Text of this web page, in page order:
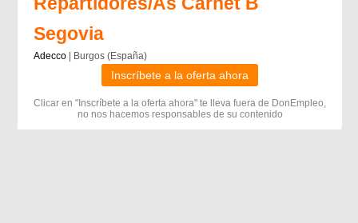
Segovia
Adecco | Burgos (España)
Inscríbete a la oferta ahora
Clicar en "Inscríbete a la oferta ahora" te lleva fuera de DonEmpleo,
no nos hacemos responsables de su contenido